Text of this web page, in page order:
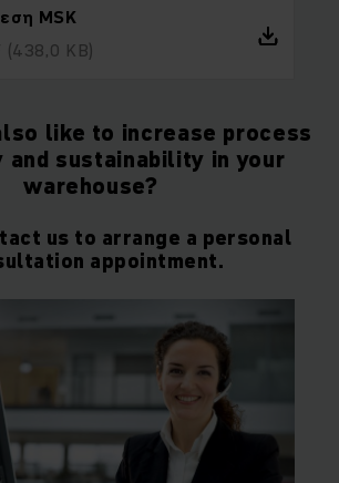
MSK
(438,0 KB)
like to increase process
sustainability in your
warehouse?
us to arrange a personal
appointment.